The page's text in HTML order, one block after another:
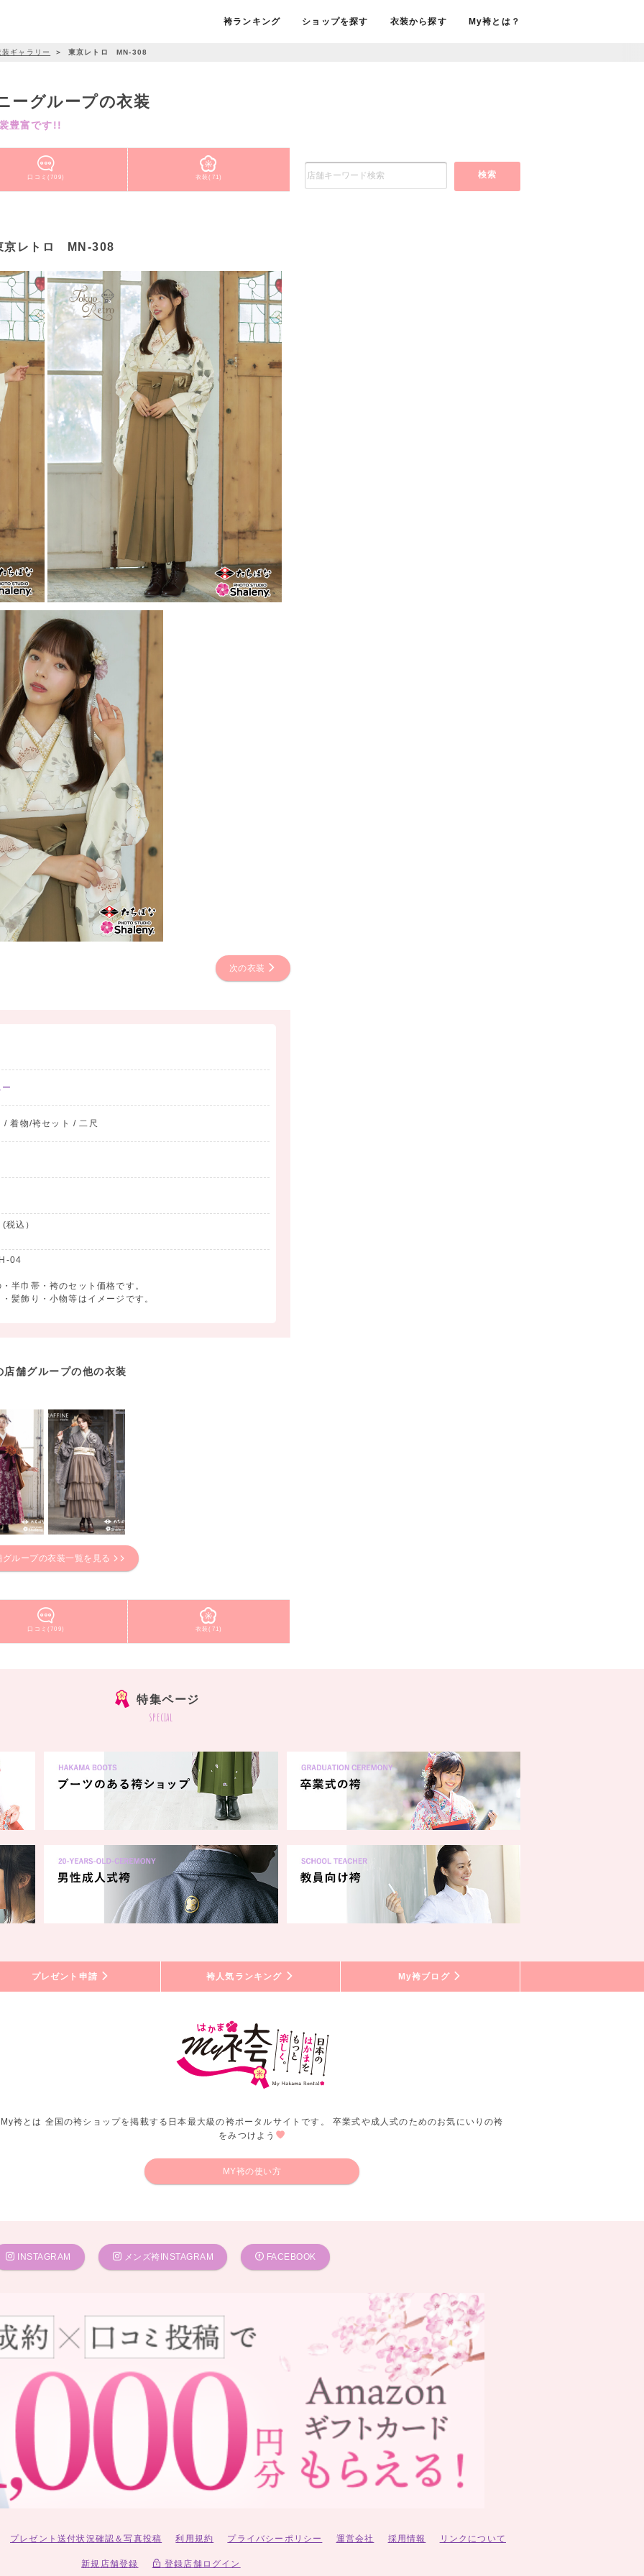
袴ランキング ショップを探す 衣装から探す My袴とは？
装ギャラリー ＞ 東京レトロ MN-308
グループの衣装
豊富です!!
口コミ(709) 衣装(71)
京レトロ MN-308
次の衣装
着物/袴セット / 二尺
込）
04
半巾帯・袴のセット価格です。
髪飾り・小物等はイメージです。
店舗グループの他の衣装
グループの衣装一覧を見る
口コミ(709) 衣装(71)
検索
特集ページ
special
プレゼント申請 袴人気ランキング My袴ブログ
My袴とは 全国の袴ショップを掲載する日本最大級の袴ポータルサイトです。 卒業式や成人式のためのお気にいりの袴
をみつけよう
MY袴の使い方
INSTAGRAM メンズ袴INSTAGRAM FACEBOOK
プレゼント送付状況確認＆写真投稿 利用規約 プライバシーポリシー 運営会社 採用情報 リンクについて
新規店舗登録 登録店舗ログイン